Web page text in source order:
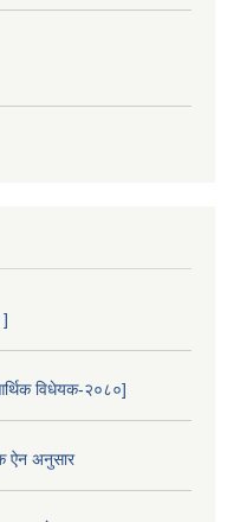
]
विधेयक-२०८०]
ऐन अनुसार